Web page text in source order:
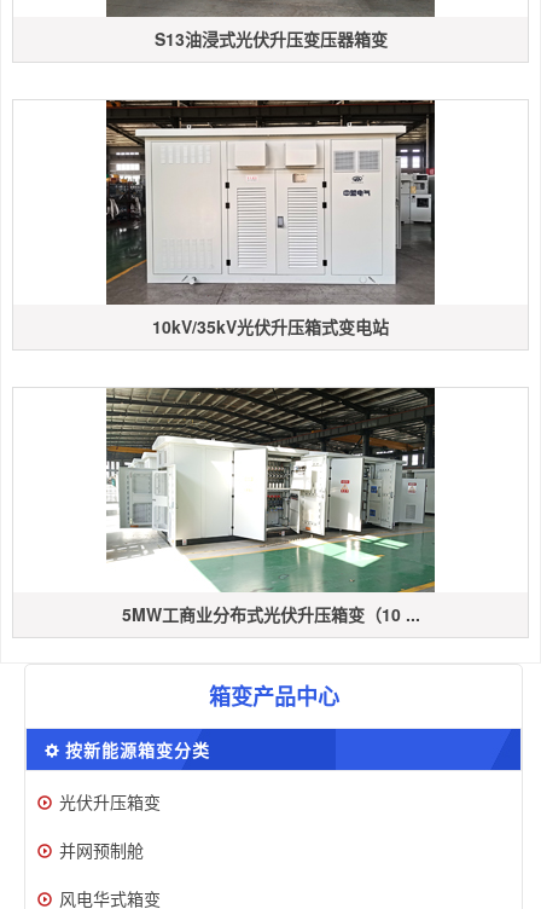
S13油浸式光伏升压变压器箱变
10kV/35kV光伏升压箱式变电站
5MW工商业分布式光伏升压箱变（10 ...
箱变产品中心
按新能源箱变分类
光伏升压箱变
并网预制舱
风电华式箱变